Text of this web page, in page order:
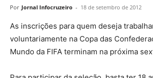
Por Jornal Infocruzeiro - 18 de setembro de 2012
As inscrições para quem deseja
voluntariamente na Copa das
Mundo da FIFA terminam na próxima